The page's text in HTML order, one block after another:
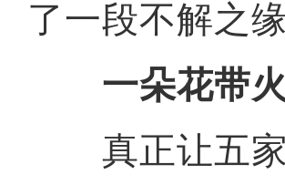
了一段不解之缘
一朵花带
真正让五家